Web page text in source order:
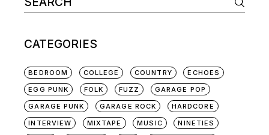
for:
CATEGORIES
BEDROOM COLLEGE COUNTRY
ECHOES
EGG PUNK
FOLK FUZZ
GARAGE POP
GARAGE PUNK
GARAGE ROCK
HARDCORE
INTERVIEW
MIXTAPE MUSIC
NINETIES